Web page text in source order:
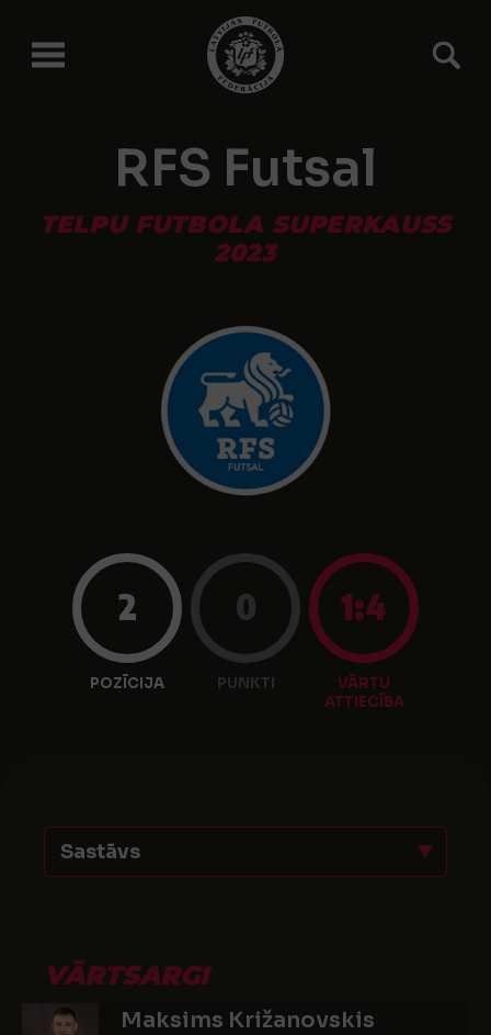
RFS Futsal
TELPU FUTBOLA SUPERKAUSS
2023
2
POZĪCIJA
0
PUNKTI
1:4
VĀRTU
ATTIECĪBA
Sastāvs
VĀRTSARGI
Maksims Križanovskis